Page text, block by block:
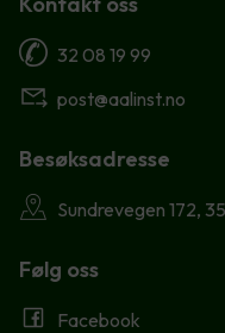
32 08 19 99
post@aalinst.no
Besøksadresse
Sundrevegen 172,
Følg oss
Facebook